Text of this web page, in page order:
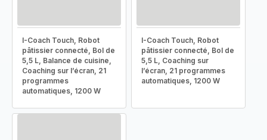
I-Coach Touch, Robot
pâtissier connecté, Bol de
5,5 L, Balance de cuisine,
Coaching sur l’écran, 21
programmes
automatiques, 1200 W
I-Coach Touch, Robot
pâtissier connecté, Bol de
5,5 L, Coaching sur
l’écran, 21 programmes
automatiques, 1200 W